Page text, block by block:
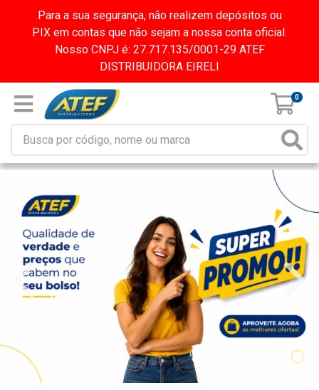
Para a sua segurança, não realizem depósitos ou
PIX em contas que não sejam a nossa conta oficial.
Nosso CNPJ é: 27.717.135/0001-29 ATEF
DISTRIBUIDORA EIRELI
0